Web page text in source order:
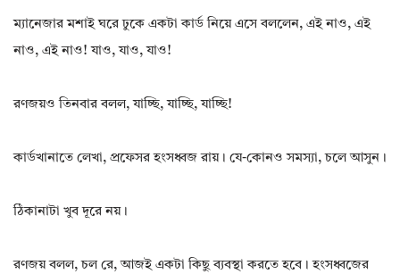
ম্যানেজার মশাই ঘরে ঢুকে একটা কার্ড নিয়ে এসে বললেন, এই নাও, এই
নাও, এই নাও! যাও, যাও, যাও!
রণজয়ও তিনবার বলল, যাচ্ছি, যাচ্ছি, যাচ্ছি!
কার্ডখানাতে লেখা, প্রফেসর হংসধ্বজ রায়। যে-কোনও সমস্যা, চলে আসুন।
ঠিকানাটা খুব দূরে নয়।
রণজয় বলল, চল রে, আজই একটা কিছু ব্যবস্থা করতে হবে। হংসধ্বজের